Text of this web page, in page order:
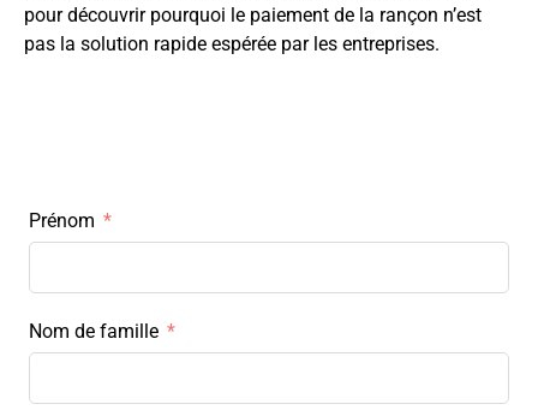
pour découvrir pourquoi le paiement de la rançon n’est
pas la solution rapide espérée par les entreprises.
Prénom
Nom de famille